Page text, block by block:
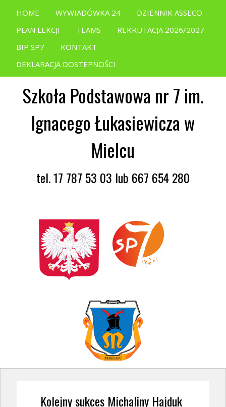
HOME WYWIADÓWKA 24
DZIENNIK ASSECO
PLAN LEKCJI
TEAMS
REKRUTACJA 2026/2027
BIP SP7
KONTAKT
DEKLARACJA DOSTEPNOŚCI
Szkoła Podstawowa nr 7 im.
Ignacego Łukasiewicza w
Mielcu
tel. 17 787 53 03 lub 667 654 280
Kolejny sukces Michaliny Hajduk